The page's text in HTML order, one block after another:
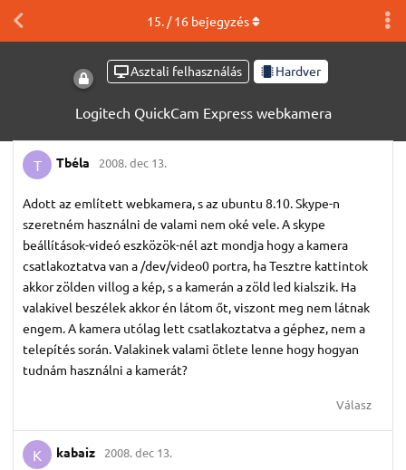
Asztali felhasználás Hardver
Logitech QuickCam Express webkamera
15. /16bejegyzés
T Tbéla 2008. dec 13.
Adott az említett webkamera, s az ubuntu 8.10. Skype-n
szeretném használni de valami nem oké vele. A skype
beállítások-videó eszközök-nél azt mondja hogy a kamera
csatlakoztatva van a /dev/video0 portra, ha Tesztre kattintok
akkor zölden villog a kép, s a kamerán a zöld led kialszik. Ha
valakivel beszélek akkor én látom őt, viszont meg nem látnak
engem. A kamera utólag lett csatlakoztatva a géphez, nem a
telepítés során. Valakinek valami ötlete lenne hogy hogyan
tudnám használni a kamerát?
Válasz
K kabaiz 2008. dec 13.